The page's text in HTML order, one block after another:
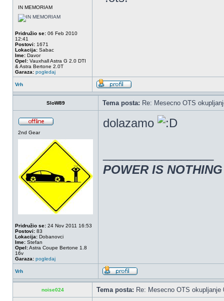
IN MEMORIAM
Pridružio se: 06 Feb 2010
12:41
Postovi: 1671
Lokacija: Sabac
Ime: Davor
Opel: Vauxhall Astra G 2.0 DTI
& Astra Bertone 2.0T
Garaza: pogledaj
Vrh
SloW89 Tema posta: Re: Mesecno OTS
2nd Gear
Pridružio se: 24 Nov 2011 16:53
Postovi: 83
Lokacija: Dobanovci
Ime: Stefan
Opel:Astra Coupe Bertone 1.8
16v
Garaza: pogledaj
dolazamo
POWER IS
Vrh
noise024 Tema posta: Re: Mesecno OTS